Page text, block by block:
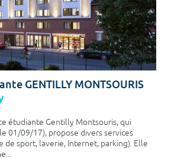
GENTILLY MONTSOURIS
étudiante Gentilly Montsouris, qui
01/09/17), propose divers services
de sport, laverie, Internet, parking). Elle